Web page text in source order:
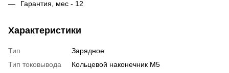
Гарантия, мес - 12
Характеристики
Тип
Зарядное
Тип токовывода
Кольцевой наконечник M5